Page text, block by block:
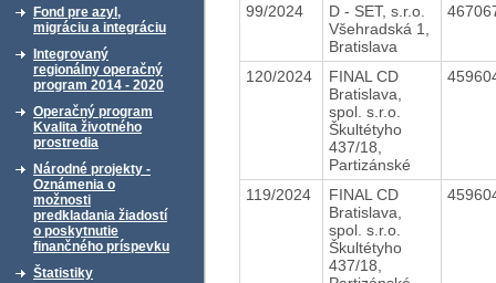
Fond pre azyl,
migráciu a integráciu
Integrovaný
regionálny operačný
program 2014 - 2020
Operačný program
Kvalita životného
prostredia
Národné projekty -
Oznámenia o
možnosti
predkladania žiadostí
o poskytnutie
finančného príspevku
Štatistiky
99/2024
D - SET, s.r.o.
Všehradská 1,
Bratislava
120/2024
FINAL CD
Bratislava,
spol. s.r.o.
Škultétyho
437/18,
Partizánské
119/2024
FINAL CD
Bratislava,
spol. s.r.o.
Škultétyho
437/18,